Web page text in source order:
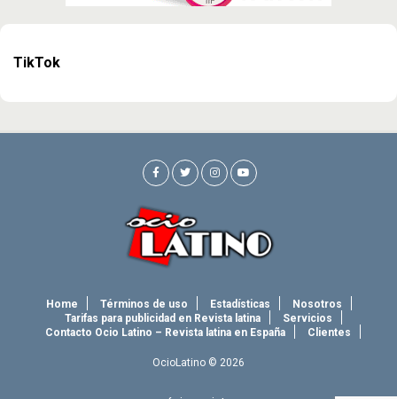
TikTok
Home Términos de uso Estadísticas
Nosotros
Tarifas para publicidad en Revista latina
Servicios
Contacto Ocio Latino – Revista latina en España
Clientes
OcioLatino © 2026